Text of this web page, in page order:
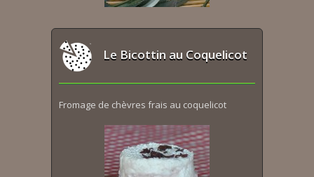
Le Bicottin au Coquelicot
Fromage de chèvres frais au coquelicot